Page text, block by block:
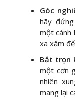
Góc
hãy
một cành
xa xăm
Bắt trọn
một cơn
nhiên
mang lại